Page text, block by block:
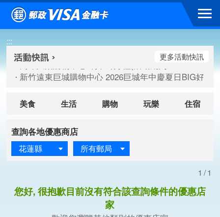
跳到主要內容區塊
:::
高雄大樂購物中心 刷卡郵好禮(活動期間：115/08/07-
臺北三創生活 有點東西第2波 刷卡郵好禮(活動期間：
高雄大樂購物中心 刷卡郵好禮(活動期間：115/08/07-
新竹遠東巨城購物中心 2026巨城年中慶夏日BIG好刷(
更多活動快訊
美食 生活 購物 玩樂 住宿
查詢各地優惠商店
花蓮縣 所有郵局
1/1
您好, 很抱歉目前沒有符合該查詢條件的優惠店
家